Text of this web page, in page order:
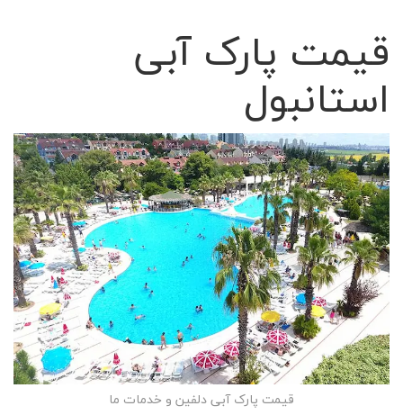
قیمت پارک آبی
استانبول
قیمت پارک آبی دلفین و خدمات ما